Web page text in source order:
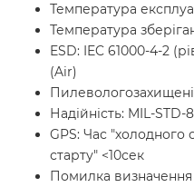
Температура
Температура
ESD: IEC 61000-4-2
(Air)
Надійність: MIL-STD-
GPS: Час "холодного
старту" <10сек
Помилка визначення